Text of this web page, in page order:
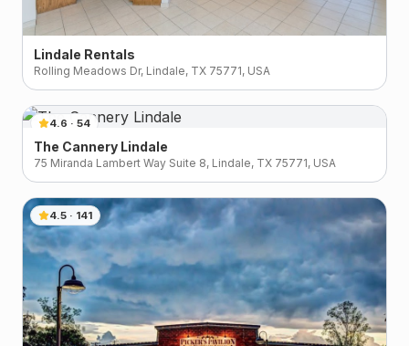
Lindale Rentals
Rolling Meadows Dr, Lindale, TX 75771, USA
4.6 · 54
The Cannery Lindale
75 Miranda Lambert Way Suite 8, Lindale, TX 75771, USA
4.5 · 141